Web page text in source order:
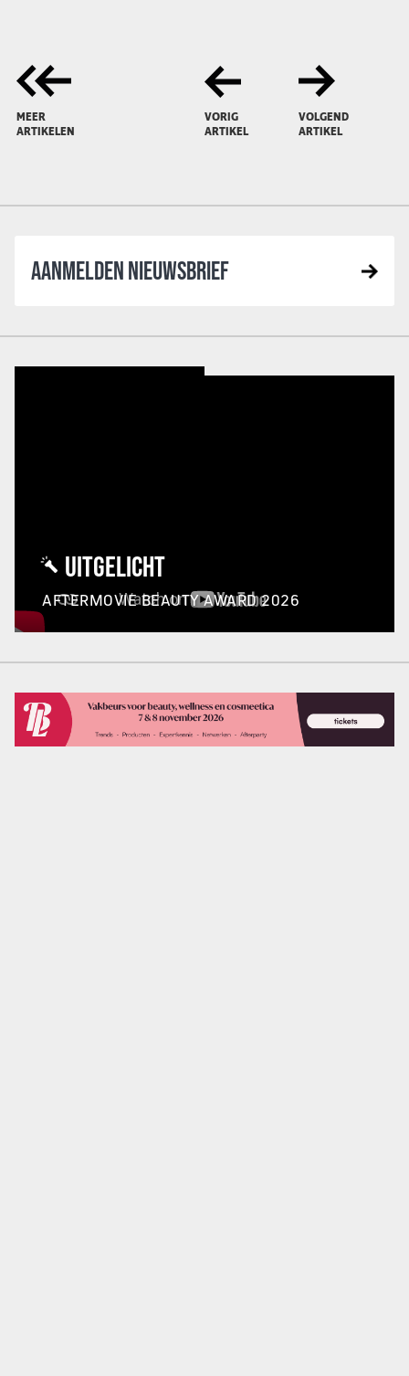
MEER
ARTIKELEN
VORIG
ARTIKEL
VOLGEND
ARTIKEL
AANMELDEN NIEUWSBRIEF
UITGELICHT
AFTERMOVIE BEAUTY AWARD 2026